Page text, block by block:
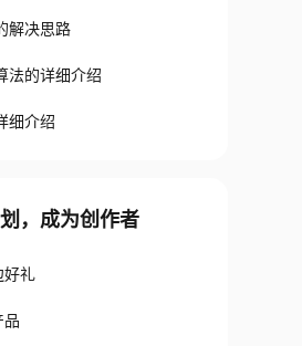
解决思路
法的详细介绍
细介绍
，成为创作者
好礼
品